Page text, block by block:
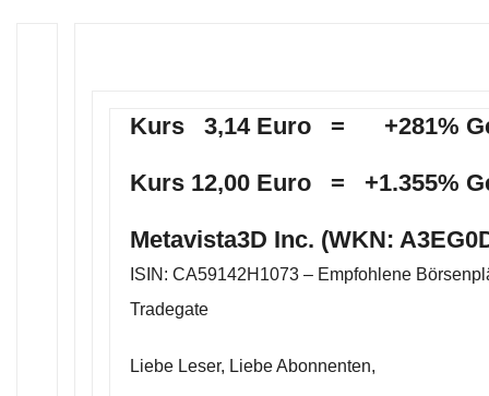
Kurs 3,14 Euro = +281%
Kurs 12,00 Euro = +1.355%
Metavista3D Inc. (WKN:
ISIN: CA59142H1073 – Empfohlene
Tradegate
Liebe Leser, Liebe Abonnenten,